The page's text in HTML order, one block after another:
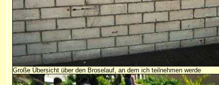
Große Übersicht über den Broselauf, an dem ich teilnehmen werde